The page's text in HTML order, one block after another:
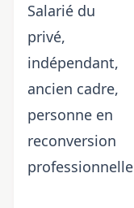
Salarié du
privé,
indépendant,
ancien cadre,
personne en
reconversion
professionnelle